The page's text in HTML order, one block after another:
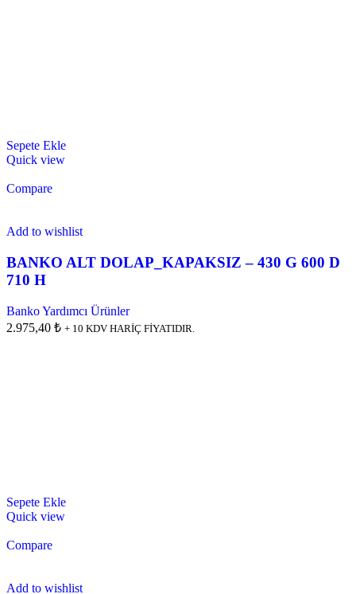
Sepete Ekle
Quick view
Compare
Add to wishlist
BANKO ALT DOLAP_KAPAKSIZ – 430 G 600 D
710 H
Banko Yardımcı Ürünler
2.975,40 ₺ + 10 KDV HARİÇ FİYATIDIR.
Sepete Ekle
Quick view
Compare
Add to wishlist